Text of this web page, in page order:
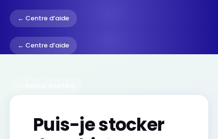
← Centre d’aide
← Centre d’aide
Puis-je stocker